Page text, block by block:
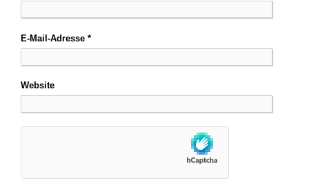
E-Mail-Adresse *
Website